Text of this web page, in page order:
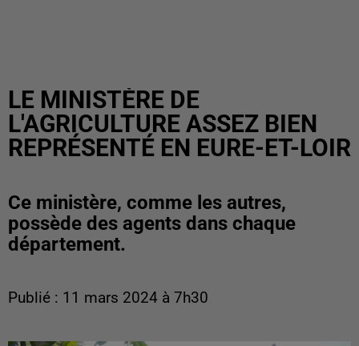
LE MINISTÈRE DE
L'AGRICULTURE ASSEZ BIEN
REPRÉSENTÉ EN EURE-ET-LOIR
Ce ministère, comme les autres,
possède des agents dans chaque
département.
Publié : 11 mars 2024 à 7h30